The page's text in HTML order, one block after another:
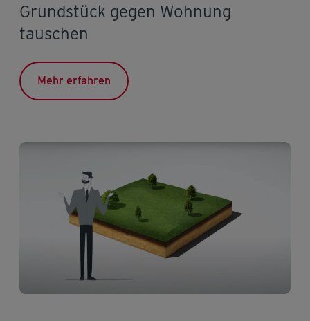
Grundstück gegen Wohnung
tauschen
Mehr erfahren